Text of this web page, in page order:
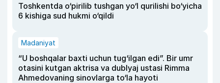
Toshkentda o‘pirilib tushgan yo‘l qurilishi bo‘yicha
6 kishiga sud hukmi o‘qildi
Madaniyat
“U boshqalar baxti uchun tug‘ilgan edi”. Bir umr
otasini kutgan aktrisa va dublyaj ustasi Rimma
Ahmedovaning sinovlarga to‘la hayoti